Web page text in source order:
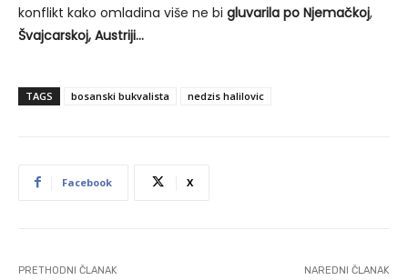
konflikt kako omladina više ne bi gluvarila po Njemačkoj,
Švajcarskoj, Austriji…
TAGS bosanski bukvalista nedzis halilovic
Facebook X
PRETHODNI ČLANAK NAREDNI ČLANAK